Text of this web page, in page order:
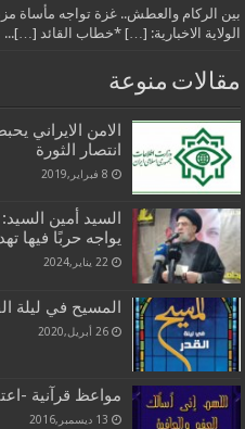
بين الركام والعطش.. غزة تواجه مأساة
الولاية الاخبارية: […] *خطاب القائد […]...
مقالات منوعة
الامن الايراني
انتصار الثورة
8 فبراير,2019
يواجه حربًا فيها
22 يناير,2024
المسيح في ليلة
26 أبريل,2020
مواعظ قرآنية -
13 ديسمبر,2016